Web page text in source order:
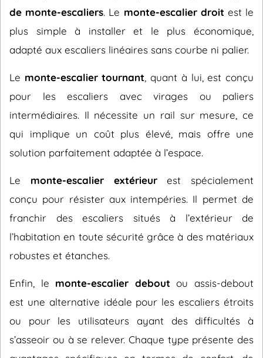
de monte-escaliers. Le monte-escalier droit est le
plus simple à installer et le plus économique,
adapté aux escaliers linéaires sans courbe ni palier.
Le monte-escalier tournant , quant à lui, est conçu
pour les escaliers avec virages ou paliers
intermédiaires. Il nécessite un rail sur mesure, ce
qui implique un coût plus élevé, mais offre une
solution parfaitement adaptée à l’espace.
Le monte-escalier extérieurest spécialement
conçu pour résister aux intempéries. Il permet de
franchir des escaliers situés à l’extérieur de
l’habitation en toute sécurité grâce à des matériaux
robustes et étanches.
Enfin, le monte-escalier debout ou assis-debout
est une alternative idéale pour les escaliers étroits
ou pour les utilisateurs ayant des difficultés à
s’asseoir ou à se relever. Chaque type présente des